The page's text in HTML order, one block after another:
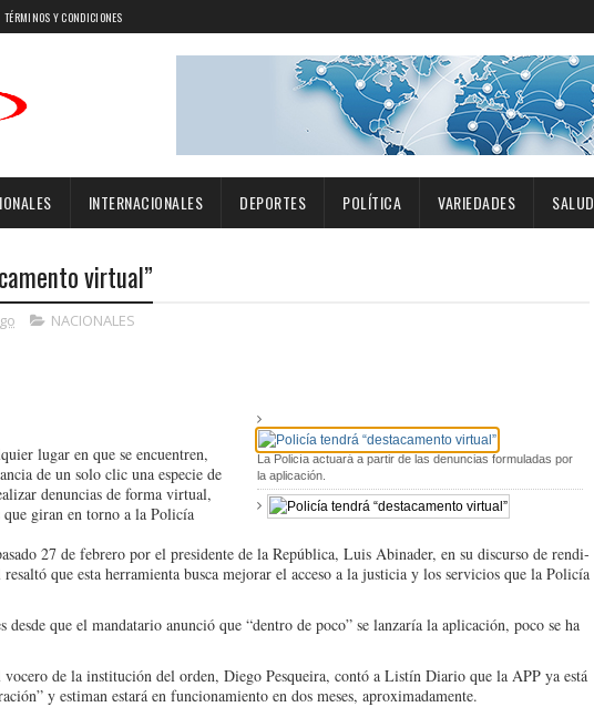
TÉRMINOS Y CONDICIONES
INTERNACIONALES DEPORTES POLÍTICA VARIEDADES SALUD
virtual”
NACIONALES
La Policía actuará a partir de las denuncias formuladas por
la aplicación.
lugar en que se encuentren,
de un solo clic una es­pecie de
denun­cias de forma virtual,
giran en torno a la Policía
27 de febre­ro por el presidente de la República, Luis Abinader, en su discurso de rendi­
que esta herramienta busca mejo­rar el acceso a la justicia y los servicios que la Policía
desde que el man­datario anunció que “den­tro de poco” se lanzaría la aplicación, poco se ha
de la ins­titución del orden, Diego Pesqueira, contó a Listín Diario que la APP ya está
y estiman es­tará en funcionamiento en dos meses, aproximada­mente.